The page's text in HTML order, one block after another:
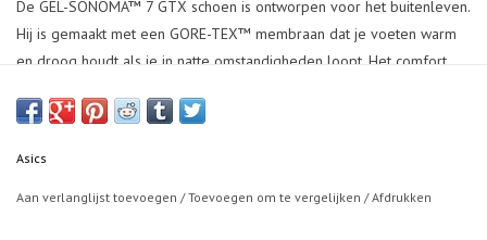
De GEL-SONOMA™ 7 GTX schoen is ontworpen voor het buitenleven.
Hij is gemaakt met een GORE-TEX™ membraan dat je voeten warm
en droog houdt als je in natte omstandigheden loopt. Het comfort
de hele lengte en de GEL™ technologie die strategisch is geplaatst
zelfverzekerd te lopen op de stijgende en dalende delen van
Asics
Aan verlanglijst toevoegen /Toevoegen om te vergelijken /Afdrukken